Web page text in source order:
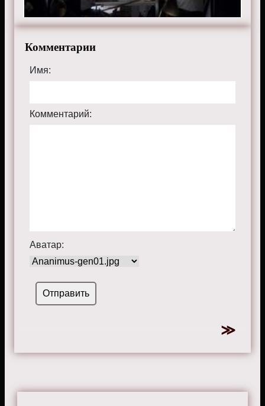
Комментарии
Имя:
Комментарий:
Аватар: